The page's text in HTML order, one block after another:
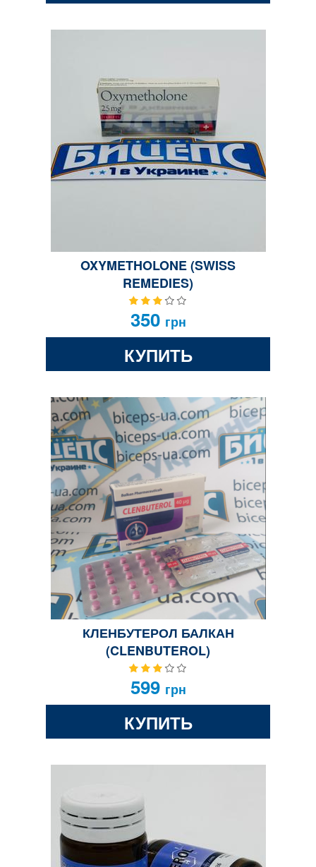
OXYMETHOLONE (SWISS
REMEDIES)
350 грн
КУПИТЬ
КЛЕНБУТЕРОЛ БАЛКАН
(CLENBUTEROL)
599 грн
КУПИТЬ